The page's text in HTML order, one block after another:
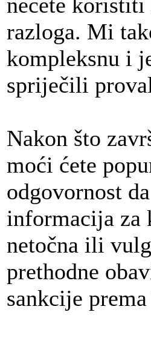
razloga. Mi
kompleksnu i
spriječili
Nakon što
moći ćete
odgovornost
informacija za
netočna ili
prethodne
sankcije prema